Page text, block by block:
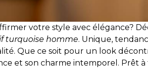
votre style avec élégance?
turquoise homme. Unique,
Que ce soit pour un look
et son charme intemporel. Prêt à